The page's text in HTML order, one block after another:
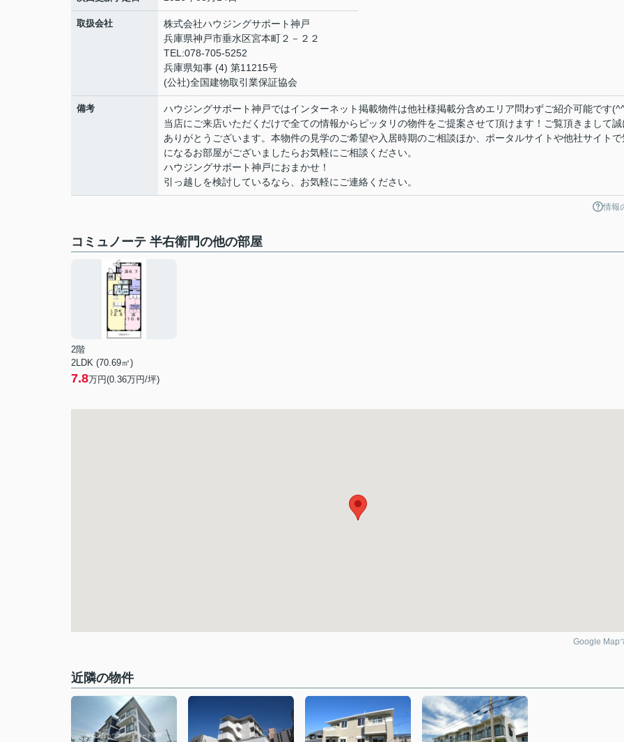
取扱会社
株式会社ハウジングサポート神戸
兵庫県神戸市垂水区宮本町２－２２
TEL:078-705-5252
兵庫県知事 (4) 第11215号
(公社)全国建物取引業保証協会
備考
ハウジングサポート神戸ではインターネット掲載物件は他社様掲載分含めエリア問わずご紹介可能です
当店にご来店いただくだけで全ての情報からピッタリの物件をご提案させて頂けます！ご覧頂きまして誠
ありがとうございます。本物件の見学のご希望や入居時期のご相談ほか、ポータルサイトや他社サイトで
になるお部屋がございましたらお気軽にご相談ください。
ハウジングサポート神戸におまかせ！
引っ越しを検討しているなら、お気軽にご連絡ください。
情報
コミュノーテ 半右衛門の他の部屋
2階
2LDK (70.69㎡)
7.8万円(0.36万円/坪)
Google Map
近隣の物件